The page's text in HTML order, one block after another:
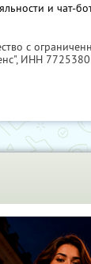
и чат-
с
ИНН